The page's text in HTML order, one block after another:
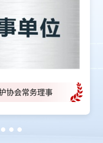
协会常务理事